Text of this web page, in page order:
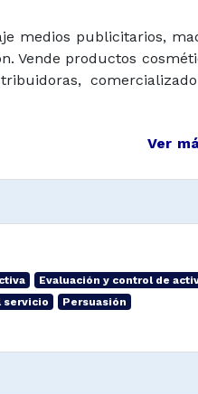
medios publicitarios,
Vende productos
Ver
Evaluación y control de
servicio
Persuasión